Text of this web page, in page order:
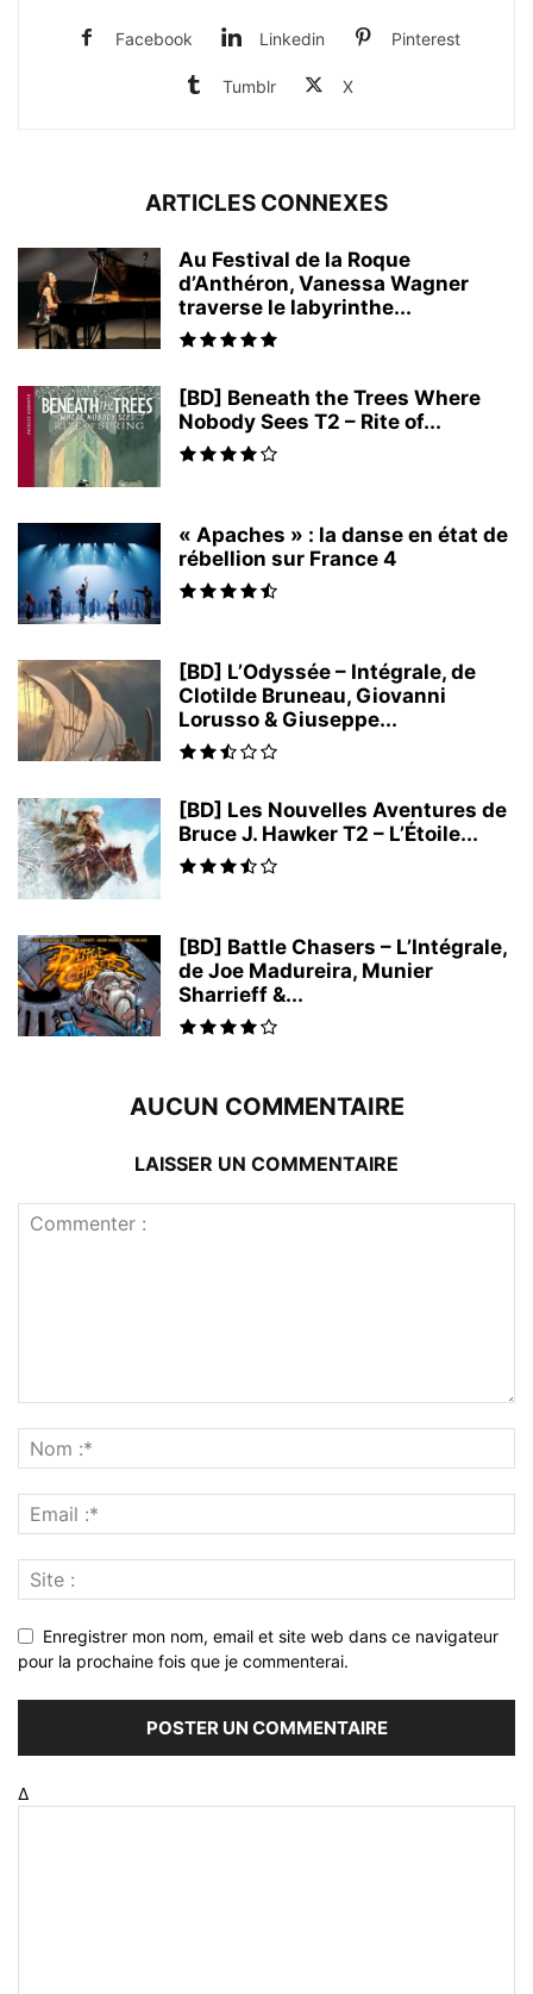
Facebook Linkedin Pinterest
Tumblr X
ARTICLES CONNEXES
Au Festival de la Roque
d’Anthéron, Vanessa Wagner
traverse le labyrinthe...
[BD] Beneath the Trees Where
Nobody Sees T2 – Rite of...
« Apaches » : la danse en état de
rébellion sur France 4
[BD] L’Odyssée – Intégrale, de
Clotilde Bruneau, Giovanni
Lorusso & Giuseppe...
[BD] Les Nouvelles Aventures de
Bruce J. Hawker T2 – L’Étoile...
[BD] Battle Chasers – L’Intégrale,
de Joe Madureira, Munier
Sharrieff &...
AUCUN COMMENTAIRE
LAISSER UN COMMENTAIRE
Enregistrer mon nom, email et site web dans ce navigateur
pour la prochaine fois que je commenterai.
Δ